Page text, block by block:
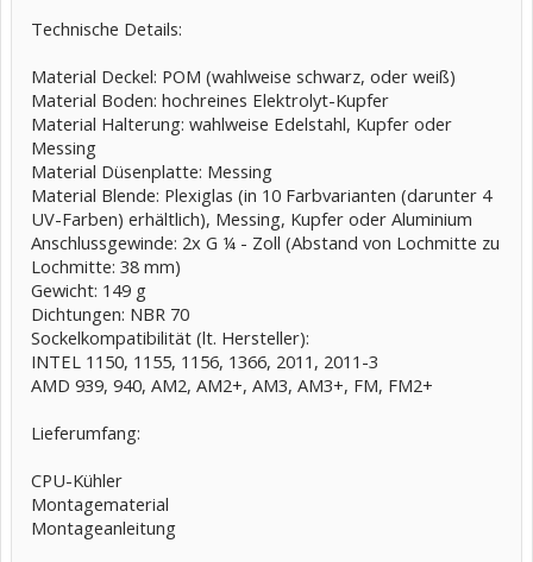
Technische Details:
Material Deckel: POM (wahlweise schwarz, oder weiß)
Material Boden: hochreines Elektrolyt-Kupfer
Material Halterung: wahlweise Edelstahl, Kupfer oder
Messing
Material Düsenplatte: Messing
Material Blende: Plexiglas (in 10 Farbvarianten (darunter 4
UV-Farben) erhältlich), Messing, Kupfer oder Aluminium
Anschlussgewinde: 2x G ¼ - Zoll (Abstand von Lochmitte zu
Lochmitte: 38 mm)
Gewicht: 149 g
Dichtungen: NBR 70
Sockelkompatibilität (lt. Hersteller):
INTEL 1150, 1155, 1156, 1366, 2011, 2011-3
AMD 939, 940, AM2, AM2+, AM3, AM3+, FM, FM2+
Lieferumfang:
CPU-Kühler
Montagematerial
Montageanleitung